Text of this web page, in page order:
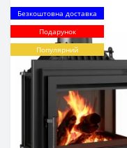
Безкоштовна доставка
Подарунок
Популярний